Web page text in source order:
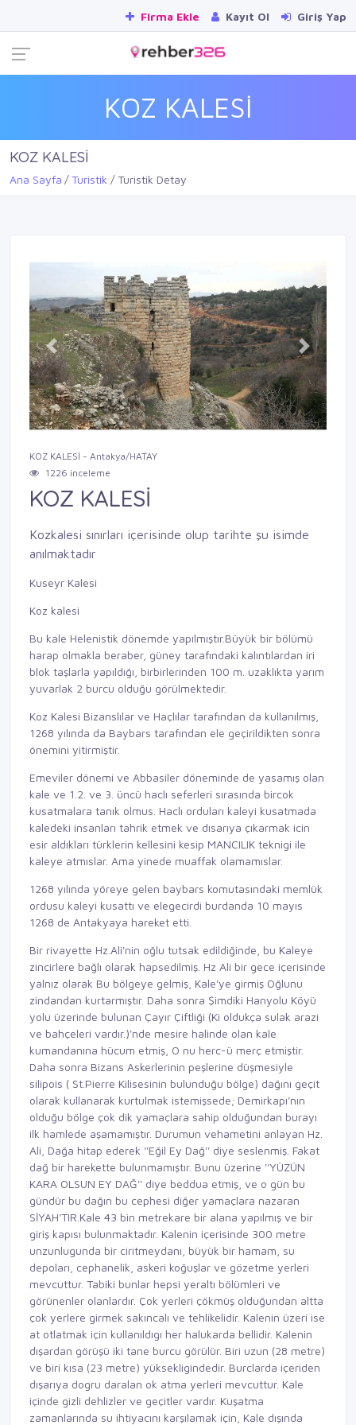
Firma Ekle Kayıt Ol Giriş Yap
KOZ KALESİ
KOZ KALESİ
Ana Sayfa Turistik Turistik Detay
Previous Next
KOZ KALESİ - Antakya/HATAY
1226 inceleme
KOZ KALESİ
Kozkalesi sınırları içerisinde olup tarihte şu isimde
anılmaktadır
Kuseyr Kalesi
Koz kalesi
Bu kale Helenistik dönemde yapılmıştır.Büyük bir bölümü
harap olmakla beraber, güney tarafındaki kalıntılardan iri
blok taşlarla yapıldığı, birbirlerinden 100 m. uzaklıkta yarım
yuvarlak 2 burcu olduğu görülmektedir.
Koz Kalesi Bizanslılar ve Haçlılar tarafından da kullanılmış,
1268 yılında da Baybars tarafından ele geçirildikten sonra
önemini yitirmiştir.
Emeviler dönemi ve Abbasiler döneminde de yasamış olan
kale ve 1.2. ve 3. üncü haclı seferleri sırasında bircok
kusatmalara tanık olmus. Haclı orduları kaleyi kusatmada
kaledeki insanları tahrik etmek ve dısarıya çıkarmak icin
esir aldıkları türklerin kellesini kesip MANCILIK teknigi ile
kaleye atmıslar. Ama yinede muaffak olamamıslar.
1268 yılında yöreye gelen baybars komutasındaki memlük
ordusu kaleyi kusattı ve elegecirdi burdanda 10 mayıs
1268 de Antakyaya hareket etti.
Bir rivayette Hz.Ali'nin oğlu tutsak edildiğinde, bu Kaleye
zincirlere bağlı olarak hapsedilmiş. Hz Ali bir gece içerisinde
yalnız olarak Bu bölgeye gelmiş, Kale'ye girmiş Oğlunu
zindandan kurtarmıştır. Daha sonra Şimdiki Hanyolu Köyü
yolu üzerinde bulunan Çayır Çiftliği (Ki oldukça sulak arazi
ve bahçeleri vardır.)'nde mesire halinde olan kale
kumandanına hücum etmiş, O nu herc-ü merç etmiştir.
Daha sonra Bizans Askerlerinin peşlerine düşmesiyle
silipois ( St.Pierre Kilisesinin bulunduğu bölge) dağını geçit
olarak kullanarak kurtulmak istemişsede; Demirkapı'nın
olduğu bölge çok dik yamaçlara sahip olduğundan burayı
ilk hamlede aşamamıştır. Durumun vehametini anlayan Hz.
Ali, Dağa hitap ederek ''Eğil Ey Dağ'' diye seslenmiş. Fakat
dağ bir harekette bulunmamıştır. Bunu üzerine ''YÜZÜN
KARA OLSUN EY DAĞ'' diye beddua etmiş, ve o gün bu
gündür bu dağın bu cephesi diğer yamaçlara nazaran
SİYAH'TIR.Kale 43 bin metrekare bir alana yapılmış ve bir
giriş kapısı bulunmaktadır. Kalenin içerisinde 300 metre
unzunlugunda bir ciritmeydanı, büyük bir hamam, su
depoları, cephanelik, askeri koğuşlar ve gözetme yerleri
mevcuttur. Tabiki bunlar hepsi yeraltı bölümleri ve
görünenler olanlardır. Çok yerleri çökmüş olduğundan altta
çok yerlere girmek sakıncalı ve tehlikelidir. Kalenin üzeri ise
at otlatmak için kullanıldıgı her halukarda bellidir. Kalenin
dışardan görüşü iki tane burcu görülür. Biri uzun (28 metre)
ve biri kısa (23 metre) yüksekligindedir. Burclarda içeriden
dışarıya dogru daralan ok atma yerleri mevcuttur. Kale
içinde gizli dehlizler ve geçitler vardır. Kuşatma
zamanlarında su ihtiyacını karşılamak için, Kale dışında